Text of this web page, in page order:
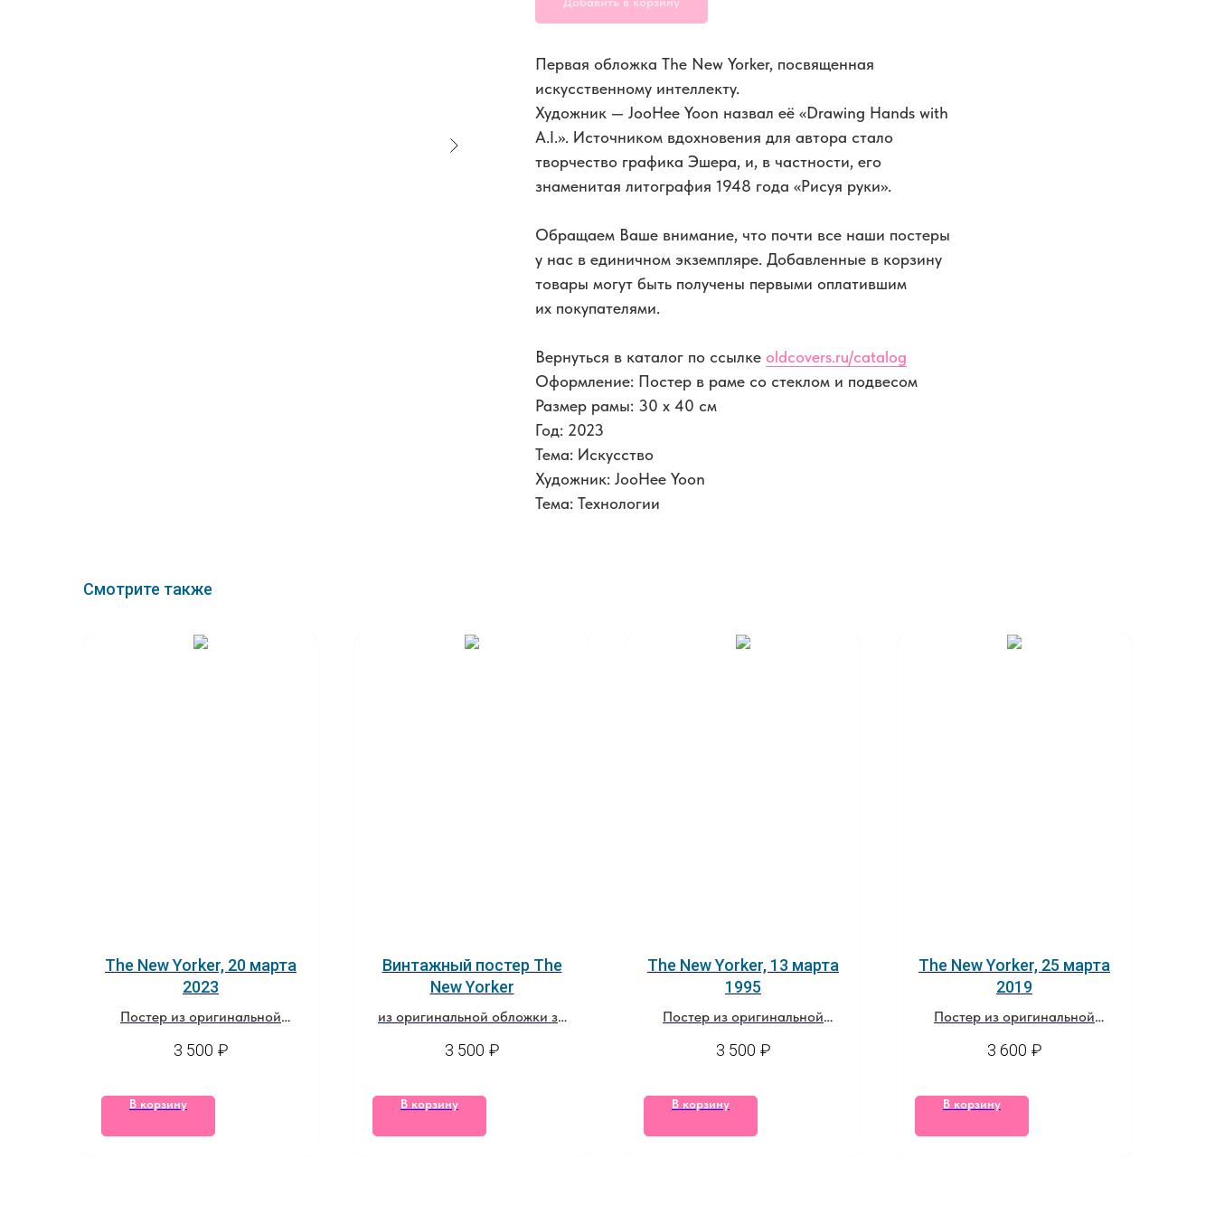
Первая обложка The New Yorker, посвященная
искусственному интеллекту.
Художник — JooHee Yoon назвал её «Drawing Hands with
A.I.». Источником вдохновения для автора стало
творчество графика Эшера, и, в частности, его
знаменитая литография 1948 года «Рисуя руки».
Обращаем Ваше внимание, что почти все наши постеры
у нас в единичном экземпляре. Добавленные в корзину
товары могут быть получены первыми оплатившим
их покупателями.
Вернуться в каталог по ссылке oldcovers.ru/catalog
Оформление: Постер в раме со стеклом и подвесом
Размер рамы: 30 x 40 см
Год: 2023
Тема: Искусство
Художник: JooHee Yoon
Тема: Технологии
Смотрите также
The New Yorker, 20 марта
2023
Постер из оригинальной
3 500 ₽
В корзину
Винтажный постер The
New Yorker
из оригинальной обложки за
3 500 ₽
В корзину
The New Yorker, 13 марта
1995
Постер из оригинальной
3 500 ₽
В корзину
The New Yorker, 25 марта
2019
Постер из оригинальной
3 600 ₽
В корзину